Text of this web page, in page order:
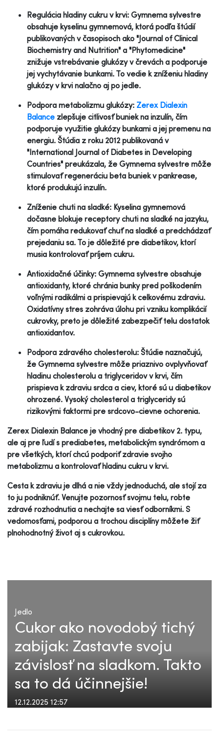
Regulácia hladiny cukru v krvi: Gymnema sylvestre
obsahuje kyselinu gymnemová, ktorá podľa štúdií
publikovaných v časopisoch ako "Journal of Clinical
Biochemistry and Nutrition" a "Phytomedicine"
znižuje vstrebávanie glukózy v črevách a podporuje
jej vychytávanie bunkami. To vedie k zníženiu hladiny
glukózy v krvi nalačno aj po jedle.
Podpora metabolizmu glukózy: Zerex Dialexin
Balance zlepšuje citlivosť buniek na inzulín, čím
podporuje využitie glukózy bunkami a jej premenu na
energiu. Štúdia z roku 2012 publikovaná v
"International Journal of Diabetes in Developing
Countries" preukázala, že Gymnema sylvestre môže
stimulovať regeneráciu beta buniek v pankrease,
ktoré produkujú inzulín.
Zníženie chuti na sladké: Kyselina gymnemová
dočasne blokuje receptory chuti na sladké na jazyku,
čím pomáha redukovať chuť na sladké a predchádzať
prejedaniu sa. To je dôležité pre diabetikov, ktorí
musia kontrolovať príjem cukru.
Antioxidačné účinky: Gymnema sylvestre obsahuje
antioxidanty, ktoré chránia bunky pred poškodením
voľnými radikálmi a prispievajú k celkovému zdraviu.
Oxidatívny stres zohráva úlohu pri vzniku komplikácií
cukrovky, preto je dôležité zabezpečiť telu dostatok
antioxidantov.
Podpora zdravého cholesterolu: Štúdie naznačujú,
že Gymnema sylvestre môže priaznivo ovplyvňovať
hladinu cholesterolu a triglyceridov v krvi, čím
prispieva k zdraviu srdca a ciev, ktoré sú u diabetikov
ohrozené. Vysoký cholesterol a triglyceridy sú
rizikovými faktormi pre srdcovo-cievne ochorenia.
Zerex Dialexin Balance je vhodný pre diabetikov 2. typu,
ale aj pre ľudí s prediabetes, metabolickým syndrómom a
pre všetkých, ktorí chcú podporiť zdravie svojho
metabolizmu a kontrolovať hladinu cukru v krvi.
Cesta k zdraviu je dlhá a nie vždy jednoduchá, ale stojí za
to ju podniknúť. Venujte pozornosť svojmu telu, robte
zdravé rozhodnutia a nechajte sa viesť odborníkmi. S
vedomosťami, podporou a trochou disciplíny môžete žiť
plnohodnotný život aj s cukrovkou.
Jedlo
Cukor ako novodobý tichý
zabijak: Zastavte svoju
závislosť na sladkom. Takto
sa to dá účinnejšie!
12.12.2025 12:57